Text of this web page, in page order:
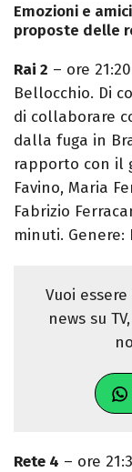
Emozioni e
proposte delle
Rai 2 – ore
Bellocchio. Di
di collaborare
dalla fuga in
rapporto con il
Favino, Maria
Fabrizio
minuti. Genere:
Vuoi
news su
Rete 4 – ore